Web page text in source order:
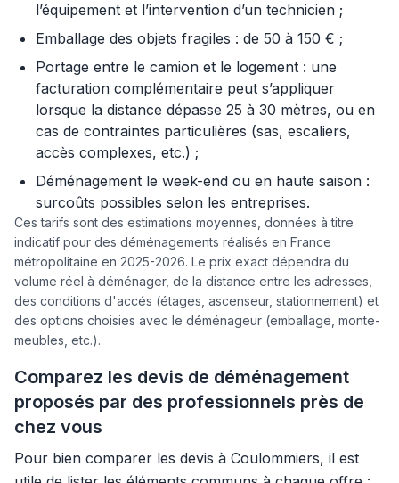
l’équipement et l’intervention d’un technicien ;
Emballage des objets fragiles : de 50 à 150 € ;
Portage entre le camion et le logement : une
facturation complémentaire peut s’appliquer
lorsque la distance dépasse 25 à 30 mètres, ou en
cas de contraintes particulières (sas, escaliers,
accès complexes, etc.) ;
Déménagement le week-end ou en haute saison :
surcoûts possibles selon les entreprises.
Ces tarifs sont des estimations moyennes, données à titre
indicatif pour des déménagements réalisés en France
métropolitaine en 2025-2026. Le prix exact dépendra du
volume réel à déménager, de la distance entre les adresses,
des conditions d'accés (étages, ascenseur, stationnement) et
des options choisies avec le déménageur (emballage, monte-
meubles, etc.).
Comparez les devis de déménagement
proposés par des professionnels près de
chez vous
Pour bien comparer les devis à Coulommiers, il est